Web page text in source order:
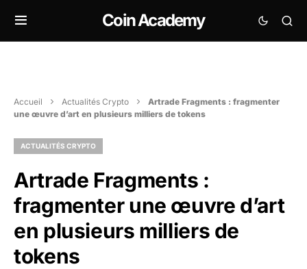
Coin Academy
Accueil Actualités Crypto
Artrade Fragments : fragmenter
une œuvre d’art en plusieurs milliers de tokens
ACTUALITÉS CRYPTO
Artrade Fragments :
fragmenter une œuvre d’art
en plusieurs milliers de
tokens